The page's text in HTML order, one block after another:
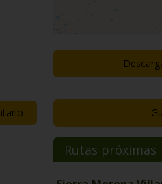
Rutas próximas